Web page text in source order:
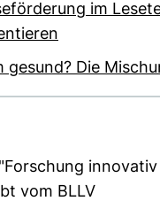
im
gesund? Die
vom BLLV